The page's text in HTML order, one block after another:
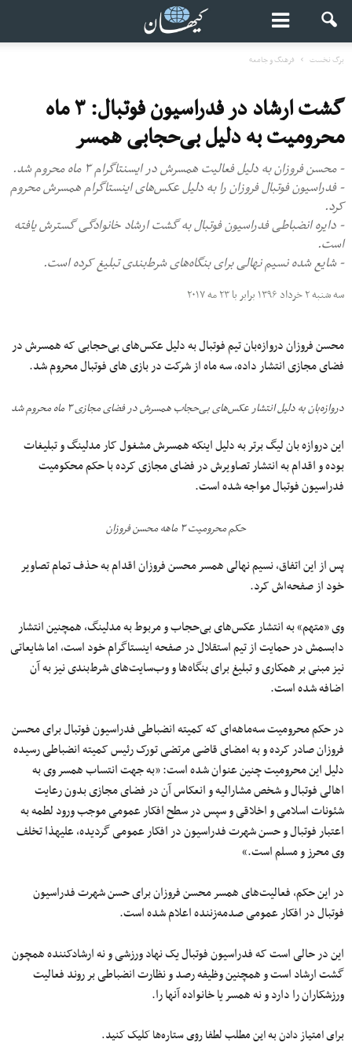
برگ نخست فرهنگ و جامعه
گشت ارشاد در فدراسیون فوتبال: ۳ ماه
محرومیت به دلیل بی‌حجابی همسر
- محسن فروزان به دلیل فعالیت‌ همسرش در ایسنتاگرام ۳ ماه محروم شد.
- فدراسیون فوتبال فروزان را به دلیل عکس‌های اینستاگرام همسرش محروم
کرد.
- دایره انضباطی فدراسیون فوتبال به گشت ارشاد خانوادگی گسترش یافته
است.
- شایع شده نسیم نهالی برای بنگاه‌های شرط‌بندی تبلیغ کرده است.
سه شنبه ۲ خرداد ۱۳۹۶ برابر با ۲۳ مه ۲۰۱۷
محسن فروزان دروازه‌بان تیم فوتبال به دلیل عکس‌های بی‌حجابی که همسرش در
فضای مجازی انتشار داده، سه ماه از شرکت در بازی های فوتبال محروم شد.
دروازه‌بان به دلیل انتشار عکس‌های بی‌حجاب همسرش در فضای مجازی ۳ ماه محروم شد
این دروازه بان لیگ برتر به دلیل اینکه همسرش مشغول کار مدلینگ و تبلیغات
بوده و اقدام به انتشار تصاویرش در فضای مجازی کرده با حکم محکومیت
فدراسیون فوتبال مواجه شده است.
حکم محرومیت ۳ ماهه محسن فروزان
پس از این اتفاق، نسیم نهالی همسر محسن فروزان اقدام به حذف تمام تصاویر
خود از صفحه‌اش کرد.
وی «متهم» به انتشار عکس‌های بی‌حجاب و مربوط به مدلینگ، همچنین انتشار
دابسمش در حمایت از تیم استقلال در صفحه اینستاگرام خود است، اما شایعاتی
نیز مبنی بر همکاری و تبلیغ برای بنگاه‌ها و وب‌سایت‌های شرط‌بندی نیز به آن
اضافه شده است.
در حکم محرومیت سه‌ماهه‌ای که کمیته انضباطی فدراسیون فوتبال برای محسن
فروزان صادر کرده و به امضای قاضی مرتضی تورک رئیس کمیته انضباطی رسیده
دلیل این محرومیت چنین عنوان شده است: «به جهت انتساب همسر وی به
اهالی فوتبال و شخص مشارالیه و انعکاس آن در فضای مجازی بدون رعایت
شئونات اسلامی و اخلاقی و سپس در سطح افکار عمومی موجب ورود لطمه به
اعتبار فوتبال و حسن شهرت فدراسیون در افکار عمومی گردیده، علیهذا تخلف
وی محرز و مسلم است.»
در این حکم، فعالیت‌های همسر محسن فروزان برای حسن شهرت فدراسیون
فوتبال در افکار عمومی صدمه‌زننده اعلام شده است.
این در حالی است که فدراسیون فوتبال یک نهاد ورزشی و نه ارشادکننده همچون
گشت ارشاد است و همچنین وظیفه رصد و نظارت انضباطی بر روند فعالیت
ورزشکاران را دارد و نه همسر یا خانواده آنها را.
برای امتیاز دادن به این مطلب لطفا روی ستاره‌ها کلیک کنید.